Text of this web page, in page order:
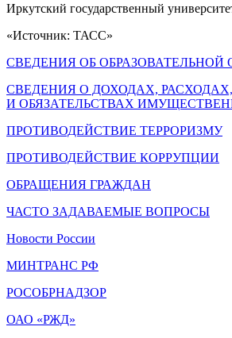
Иркутский государственный
«Источник: ТАСС»
СВЕДЕНИЯ ОБ ОБРАЗОВАТЕЛЬНОЙ
СВЕДЕНИЯ О ДОХОДАХ,
И ОБЯЗАТЕЛЬСТВАХ
ПРОТИВОДЕЙСТВИЕ ТЕРРОРИЗМУ
ПРОТИВОДЕЙСТВИЕ КОРРУПЦИИ
ОБРАЩЕНИЯ ГРАЖДАН
ЧАСТО ЗАДАВАЕМЫЕ ВОПРОСЫ
Новости России
МИНТРАНС РФ
РОСОБРНАДЗОР
ОАО «РЖД»